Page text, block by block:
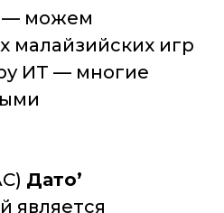
— можем
малайзийских игр
ИТ — многие
Дато’
является